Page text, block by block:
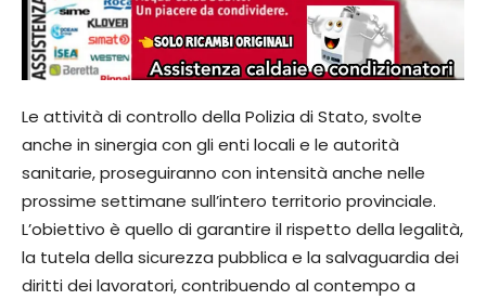
Le attività di controllo della Polizia di Stato, svolte
anche in sinergia con gli enti locali e le autorità
sanitarie, proseguiranno con intensità anche nelle
prossime settimane sull’intero territorio provinciale.
L’obiettivo è quello di garantire il rispetto della legalità,
la tutela della sicurezza pubblica e la salvaguardia dei
diritti dei lavoratori, contribuendo al contempo a